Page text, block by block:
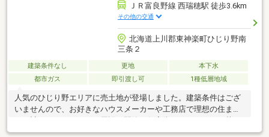
ＪＲ富良野線 西瑞穂駅 徒歩3.6km
その他の交通
北海道上川郡東神楽町ひじり野南
三条２
建築条件なし 更地
本下水
都市ガス
即引渡し可 1種低層地域
人気のひじり野エリアに売土地が登場しました。建築条件はござ
いませんので、お好きなハウスメーカーや工務店で理想の住まい
着いた住環境が魅力です。また、小学校・公園・スーパー（ベス